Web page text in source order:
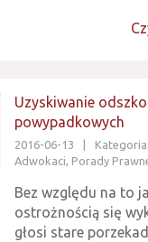
Uzyskiwanie
powypadkowych
2016-06-13
Adwokaci, Porady
Bez względu na to
ostrożnością się
głosi stare